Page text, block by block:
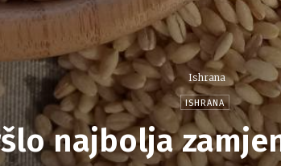
Ishrana
ISHRANA
najbolja